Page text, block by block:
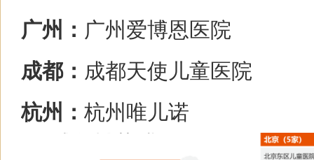
广州： 广州爱博恩医院
成都： 成都天使儿童医院
杭州： 杭州唯儿诺